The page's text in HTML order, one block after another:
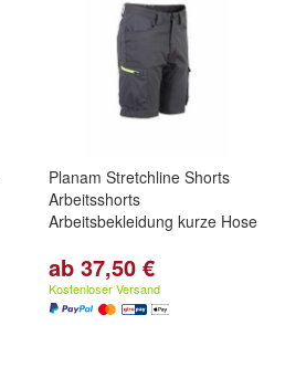
Planam Stretchline Shorts
Arbeitsshorts
Arbeitsbekleidung kurze Hose
ab 37,50 €
Kostenloser Versand